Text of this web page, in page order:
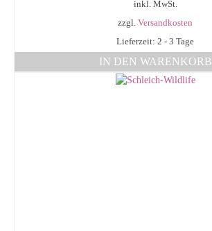
inkl. MwSt.
zzgl. Versandkosten
Lieferzeit: 2 - 3 Tage
IN DEN WARENKORB